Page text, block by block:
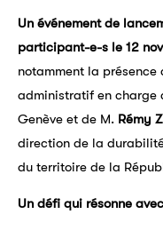
Un événement de
participant-e-s le 12
notamment la présence
administratif en charge
Genève et de M. Rémy
direction de la
du territoire de la
Un défi qui résonne